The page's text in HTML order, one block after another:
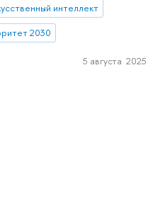
интеллект
2030
5 августа 2025